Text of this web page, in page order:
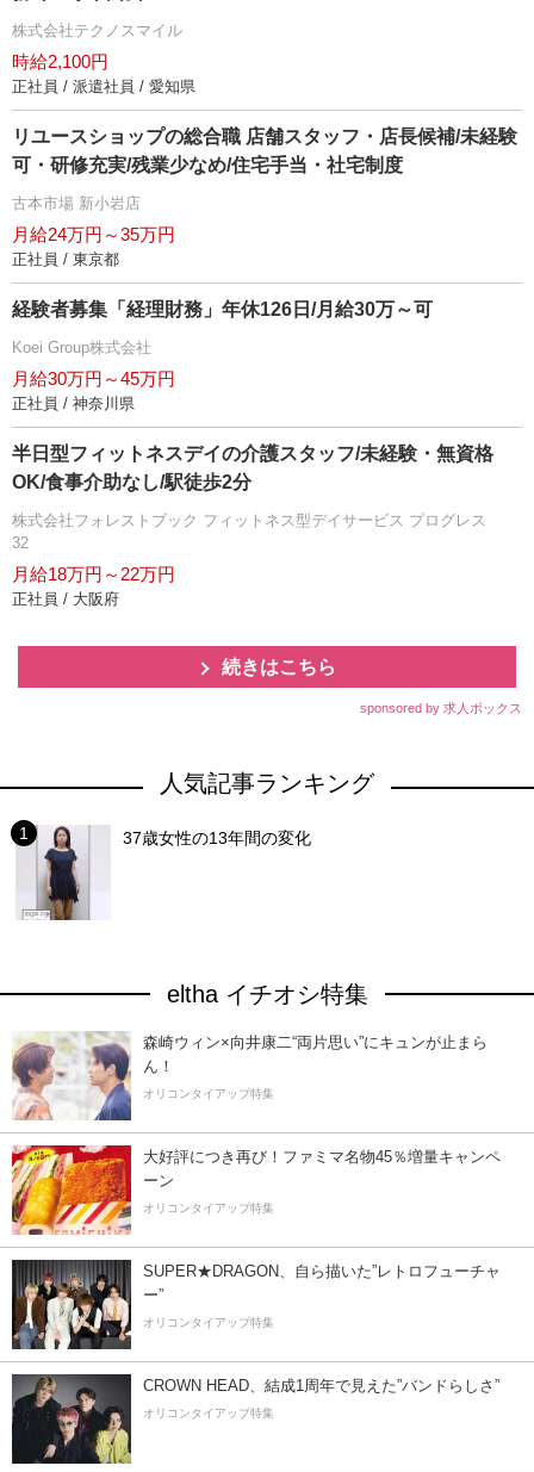
株式会社テクノスマイル
時給2,100円
正社員 / 派遣社員 / 愛知県
リユースショップの総合職 店舗スタッフ・店長候補/未経験
可・研修充実/残業少なめ/住宅手当・社宅制度
古本市場 新小岩店
月給24万円～35万円
正社員 / 東京都
経験者募集「経理財務」年休126日/月給30万～可
Koei Group株式会社
月給30万円～45万円
正社員 / 神奈川県
半日型フィットネスデイの介護スタッフ/未経験・無資格
OK/食事介助なし/駅徒歩2分
株式会社フォレストブック フィットネス型デイサービス プログレス
32
月給18万円～22万円
正社員 / 大阪府
続きはこちら
sponsored by 求人ボックス
人気記事ランキング
37歳女性の13年間の変化
eltha イチオシ特集
森崎ウィン×向井康二“両片思い”にキュンが止まら
ん！
オリコンタイアップ特集
大好評につき再び！ファミマ名物45％増量キャンペ
ーン
オリコンタイアップ特集
SUPER★DRAGON、自ら描いた”レトロフューチャ
ー”
オリコンタイアップ特集
CROWN HEAD、結成1周年で見えた”バンドらしさ”
オリコンタイアップ特集